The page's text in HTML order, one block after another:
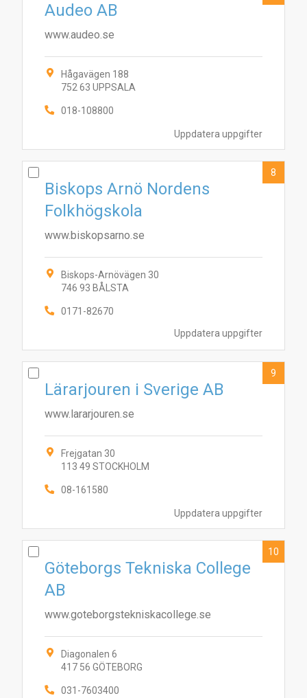
Uppdatera uppgifter
Audeo AB
www.audeo.se
Hågavägen 188
752 63 UPPSALA
018-108800
Uppdatera uppgifter
Biskops Arnö Nordens
Folkhögskola
www.biskopsarno.se
Biskops-Arnövägen 30
746 93 BÅLSTA
0171-82670
8
Uppdatera uppgifter
Lärarjouren i Sverige AB
www.lararjouren.se
Frejgatan 30
113 49 STOCKHOLM
08-161580
9
Göteborgs Tekniska College
AB
www.goteborgstekniskacollege.se
Diagonalen 6
417 56 GÖTEBORG
031-7603400
10